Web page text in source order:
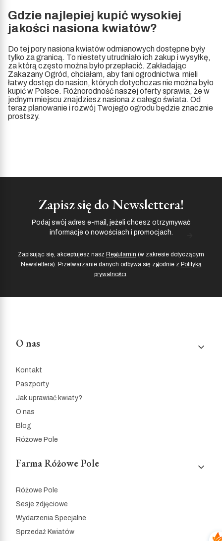
Gdzie najlepiej kupić wysokiej
jakości nasiona kwiatów?
Do tej pory nasiona kwiatów odmianowych dostępne były
tylko za granicą. To niestety utrudniało ich zakup i wysyłkę,
za którą często można było przepłacić. Zakładając
Zakazany Ogród, chciałam, aby fani ogrodnictwa mieli
łatwy dostęp do nasion, których dotychczas nie można było
kupić w Polsce. Różnorodność naszej oferty sprawia, że w
jednym miejscu znajdziesz nasiona z całego świata. Od
teraz planowanie i rozwój Twojego ogrodu będzie znacznie
prostszy.
Zapisz się do Newslettera!
Podaj swój adres e-mail, jeżeli chcesz otrzymywać
informacje o nowościach i promocjach.
Zapisując się, akceptujesz nasz Regulamin (w zakresie dotyczącym
Newslettera). Przetwarzanie danych odbywa się zgodnie z Polityką
prywatności.
Linki w stopce
O nas
Kontakt
Paszporty
Jak uprawiać kwiaty?
O nas
Blog
Różowe Pole
Farma Różowe Pole
Różowe Pole
Sesje zdjęciowe
Wydarzenia Specjalne
Sprzedaż Kwiatów